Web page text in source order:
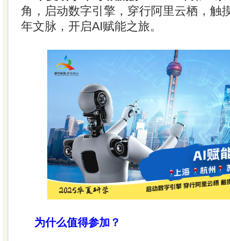
角，启动数字引擎，穿行阿里云栖，触
年文脉，开启AI赋能之旅。
为什么值得参加？